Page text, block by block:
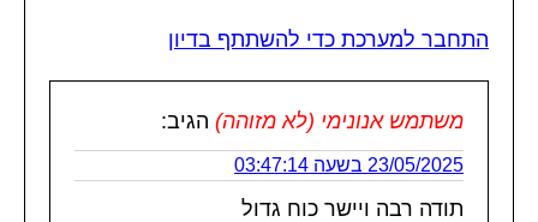
התחבר למערכת כדי להשתתף בדיון
משתמש אנונימי (לא מזוהה) הגיב:
23/05/2025 בשעה 03:47:14
תודה רבה ויישר כוח גדול